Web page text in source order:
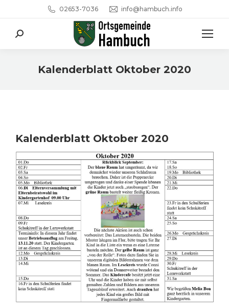
02653-7036 info@hambuch.info
Search:
Kalenderblatt Oktober 2020
Kalenderblatt Oktober 2020